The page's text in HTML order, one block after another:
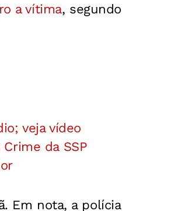
a vítima, segundo
veja vídeo
da SSP
Em nota, a polícia